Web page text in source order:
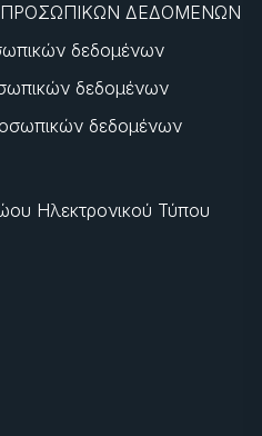
ΠΡΟΣΩΠΙΚΩΝ ΔΕΔΟΜΕΝΩΝ
δεδομένων
δεδομένων
δεδομένων
Ηλεκτρονικού Τύπου